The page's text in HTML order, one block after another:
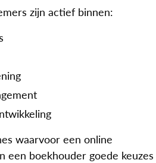
zijn actief binnen:
waarvoor een online
een boekhouder goede keuzes